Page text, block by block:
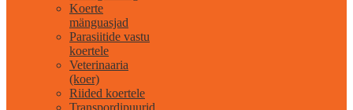
Koerte
mänguasjad
Parasiitide vastu
koertele
Veterinaaria
(koer)
Riided koertele
Transpordipuurid